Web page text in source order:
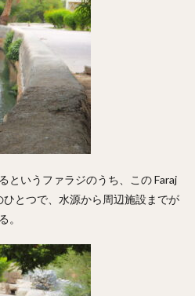
というファラジのうち、この Faraj
とつで、水源から周辺施設までが
。